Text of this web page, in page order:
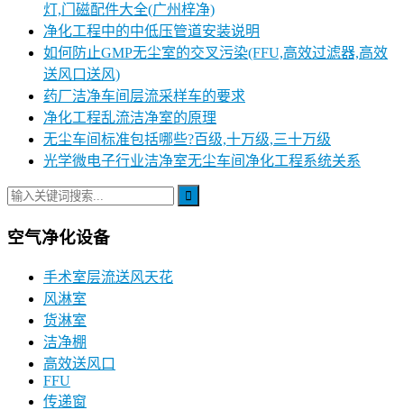
灯,门磁配件大全(广州梓净)
净化工程中的中低压管道安装说明
如何防止GMP无尘室的交叉污染(FFU,高效过滤器,高效
送风口送风)
药厂洁净车间层流采样车的要求
净化工程乱流洁净室的原理
无尘车间标准包括哪些?百级,十万级,三十万级
光学微电子行业洁净室无尘车间净化工程系统关系
空气净化设备
手术室层流送风天花
风淋室
货淋室
洁净棚
高效送风口
FFU
传递窗